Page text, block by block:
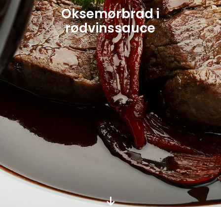
Oksemørbrad i
rødvinssauce